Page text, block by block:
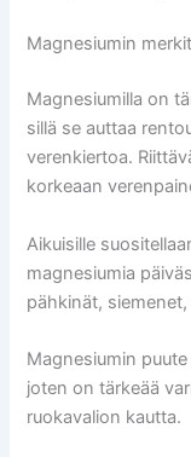
Magnesiumin
Magnesiumilla on
sillä se auttaa
verenkiertoa.
korkeaan
Aikuisille
magnesiumia
pähkinät,
Magnesiumin
joten on tärkeää
ruokavalion kautta.